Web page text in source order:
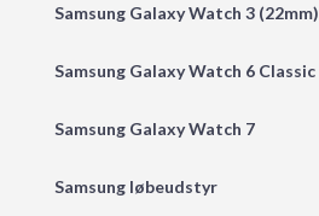
Samsung Galaxy Watch 3 (22mm)
Samsung Galaxy Watch 6 Classic
Samsung Galaxy Watch 7
Samsung løbeudstyr